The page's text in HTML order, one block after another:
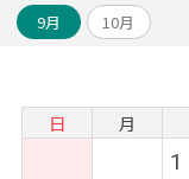
9月 10月
日 月
1